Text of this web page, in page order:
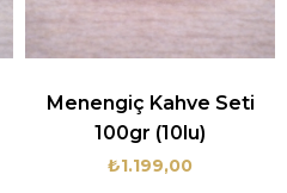
Menengiç Kahve Seti
100gr (10lu)
₺1.199,00